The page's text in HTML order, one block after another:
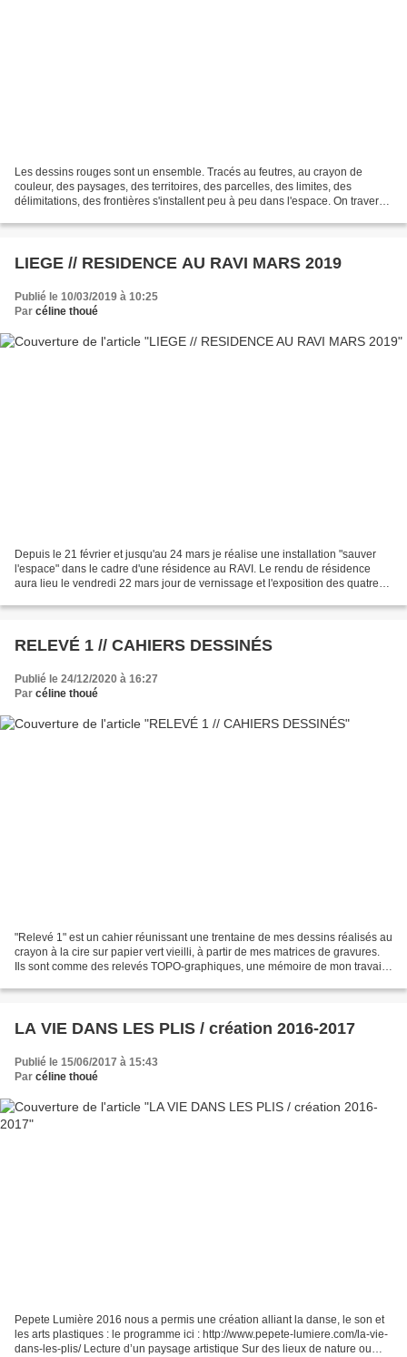
Les dessins rouges sont un ensemble. Tracés au feutres, au crayon de
couleur, des paysages, des territoires, des parcelles, des limites, des
délimitations, des frontières s'installent peu à peu dans l'espace. On traverse
LIEGE // RESIDENCE AU RAVI MARS 2019
Publié le 10/03/2019 à 10:25
Par céline thoué
Depuis le 21 février et jusqu'au 24 mars je réalise une installation "sauver
l'espace" dans le cadre d'une résidence au RAVI. Le rendu de résidence
aura lieu le vendredi 22 mars jour de vernissage et l'exposition des quatre
RELEVÉ 1 // CAHIERS DESSINÉS
Publié le 24/12/2020 à 16:27
Par céline thoué
"Relevé 1" est un cahier réunissant une trentaine de mes dessins réalisés au
crayon à la cire sur papier vert vieilli, à partir de mes matrices de gravures.
Ils sont comme des relevés TOPO-graphiques, une mémoire de mon travail
LA VIE DANS LES PLIS / création 2016-2017
Publié le 15/06/2017 à 15:43
Par céline thoué
Pepete Lumière 2016 nous a permis une création alliant la danse, le son et
les arts plastiques : le programme ici : http://www.pepete-lumiere.com/la-vie-
dans-les-plis/ Lecture d’un paysage artistique Sur des lieux de nature ou